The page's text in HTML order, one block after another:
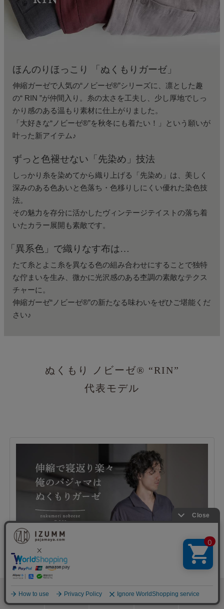
ホーム カート おねむりフェア
ほんのりほっこり 「ぬくもりガーゼ」
伸縮ガーゼで人気の“ノビーゼ®”シリーズに、凛とした趣
の“ RIN ”が仲間入り。
糸の太さを工夫し、少し厚地でしっ
かり感のある温もり素材に仕上がりました。
「大好きな“ノビーゼ︎®”を秋冬にも着たい！」という願いが
叶った新アイテム♪
ずっと色褪せない「先染め」技法
しっかり糸を染めてから織り上げる「先染め」は、美しく
深みのある色あいと色落ち・色移りしにくい優れた染色技
法。
その魅力を存分に活かした ヴィンテージテイストの落ち着
いたカラー展開も素敵です。
「異系色」で織りなす布は…
たて糸とよこ糸を異なる色の組み合わせにすることで独特
な佇まいを生み、 微かに光沢感のある杢調の素敵なテクス
チャーに。
伸縮ガーゼ“ノビーゼ︎®”の新たなる味わいをぜひご堪能くだ
さい♪
ぬくもり ノビーゼ® “RIN”
代表モデル